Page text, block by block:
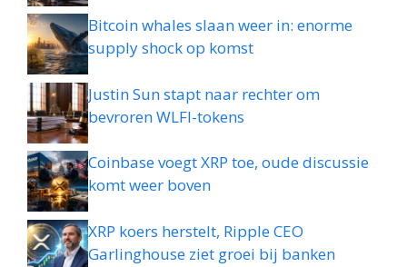
Bitcoin whales slaan weer in: enorme
supply shock op komst
Justin Sun stapt naar rechter om
bevroren WLFI-tokens
Coinbase voegt XRP toe, oude discussie
komt weer boven
XRP koers herstelt, Ripple CEO
Garlinghouse ziet groei bij banken